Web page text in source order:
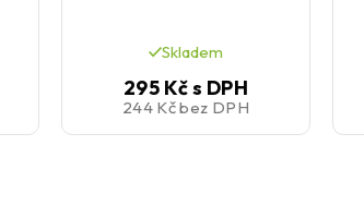
Skladem
295 Kčs DPH
244 Kčbez DPH